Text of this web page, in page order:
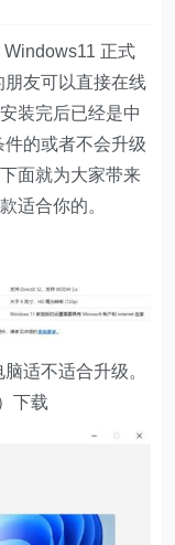
正式
友可以直接在线
装完后已经是中
的或者不会升级
面就为大家带来
适合你的。
适不适合升级。
下载